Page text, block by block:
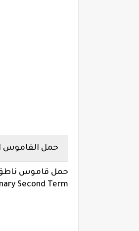
حمل القاموس
حمل قاموس ناطق
Second Term